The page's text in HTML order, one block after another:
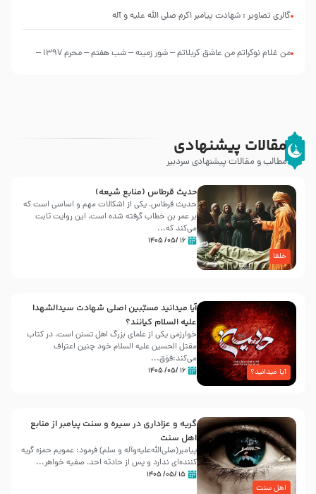
گالری تصاویر : شهادت پیامبر اکرم صلی الله علیه و آله
من غلام نوکراتم من عاشق کربلاتم – شور زمینه – شب هفتم – محرم 1397 –
مقالات پیشنهادی
مطالب و مقالات پیشنهادی سردبیر
خلفا
حدیث قرطاس (منابع شیعه)
حدیث قرطاس، یکی از اشکالات مهم و اساسی است که
بر عمر بن خطاب گرفته شده است، این روایت ثابت
می‌کند که...
۱۶ /۰۵/ ۱۴۰۵
آیا میدانید؟
آیا میدانید مسبّبین اصلی شهادت سیدالشهدا
علیه ‌السلام کیانند؟
خوارزمی یکی از علمای بزرگ اهل تسنن است، در کتاب
مقتل الحسین علیه ‌السلام خود چنین اعتراف
می‌کند:فوَق...
۱۶ /۰۵/ ۱۴۰۵
اهل سنت
گریه و عزاداری در سیره و سنت پیامبر از منابع
اهل سنت
پیامبر(صلی‌الله‌علیه‌وآله و سلم) فرمود: عمویم حمزه گریه
کننده‌ای ندارد و پس از حادثه احد، صفیه خواهر...
۱۵ /۰۵/ ۱۴۰۵